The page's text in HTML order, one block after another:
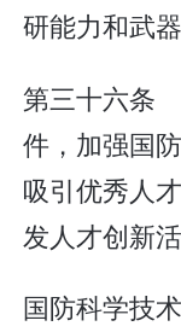
研能力和武
第三十六条
件，加强国
吸引优秀人
发人才创新活
国防科学技